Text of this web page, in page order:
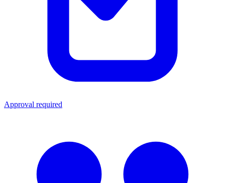
Approval required